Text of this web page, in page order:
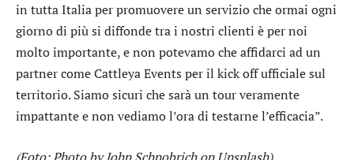
in tutta Italia per promuovere un servizio che ormai ogni
giorno di più si diffonde tra i nostri clienti è per noi
molto importante, e non potevamo che affidarci ad un
partner come Cattleya Events per il kick off ufficiale sul
territorio. Siamo sicuri che sarà un tour veramente
impattante e non vediamo l’ora di testarne l’efficacia”.